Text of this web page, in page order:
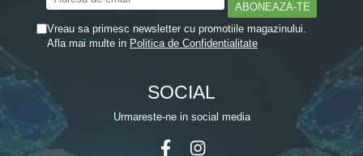
Vreau sa primesc newsletter cu promotiile magazinului.
Afla mai multe in Politica de Confidentialitate
SOCIAL
Urmareste-ne in social media